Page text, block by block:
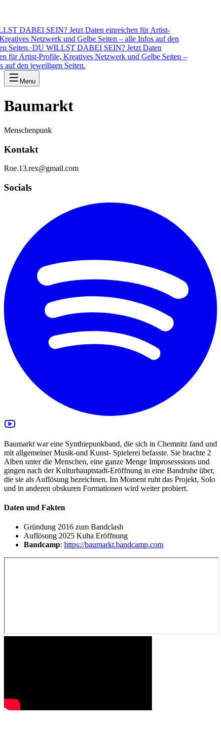
DABEI SEIN? Jetzt Daten einreichen für Artist-
Netzwerk und Gelbe Seiten – alle Infos auf den
Seiten.·DU WILLST DABEI SEIN? Jetzt Daten
für Artist-Profile, Kreatives Netzwerk und Gelbe Seiten –
den jeweiligen Seiten.
Menu
Baumarkt
Menschenpunk
Kontakt
Roe.13.rex@gmail.com
Socials
Baumarkt war eine Synthiepunkband, die sich in Chemnitz fand und
mit allgemeiner Musik-und Kunst- Spielerei befasste. Sie brachte 2
Alben unter die Menschen, eine ganze Menge Improsesssions und
gingen nach der Kulturhauptstadt-Eröffnung in eine Bandruhe über,
die sie als Auflösung bezeichnen. Im Moment ruht das Projekt, Solo
und in anderen obskuren Formationen wird weiter probiert.
Daten und Fakten
Gründung 2016 zum Bandclash
Auflösung 2025 Kuha Eröffnung
Bandcamp: https://baumarkt.bandcamp.com